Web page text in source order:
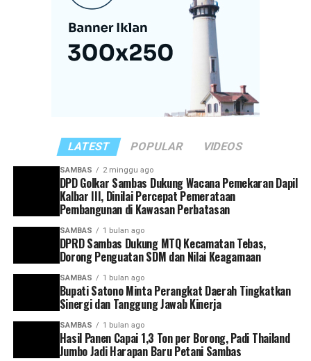
Menurutnya, koordinasi yang kuat antar perangkat
daerah menjadi kunci dalam menghadirkan pelayanan
publik yang optimal sekaligus mempercepat realisasi
program-program prioritas pemerintah daerah.
“Rakor ini menjadi momentum penting untuk
memperkuat sinergi antarinstansi pemerintahan
masing-masing perangkat daerah,” ujar Satono.
Ia juga mengingatkan agar seluruh kepala perangkat
daerah memiliki kesamaan visi dan arah dalam
mendukung pembangunan Kabupaten Sambas. Setiap
program yang dirancang, kata dia, harus mampu
menjawab kebutuhan masyarakat serta sejalan dengan
target pembangunan yang telah ditetapkan.
Selain itu, Bupati Satono meminta agar pelaporan
capaian kinerja dilakukan secara tertib dan akurat
pemerintahan yang efektif dan akuntabel.
LATEST POPULAR VIDEOS
SAMBAS 2 minggu ago
DPD Golkar Sambas Dukung Wacana Pemekaran Dapil
Kalbar III, Dinilai Percepat Pemerataan
Pembangunan di Kawasan Perbatasan
SAMBAS 1 bulan ago
DPRD Sambas Dukung MTQ Kecamatan Tebas,
Dorong Penguatan SDM dan Nilai Keagamaan
SAMBAS 1 bulan ago
Bupati Satono Minta Perangkat Daerah Tingkatkan
Sinergi dan Tanggung Jawab Kinerja
SAMBAS 1 bulan ago
Hasil Panen Capai 1,3 Ton per Borong, Padi Thailand
Jumbo Jadi Harapan Baru Petani Sambas